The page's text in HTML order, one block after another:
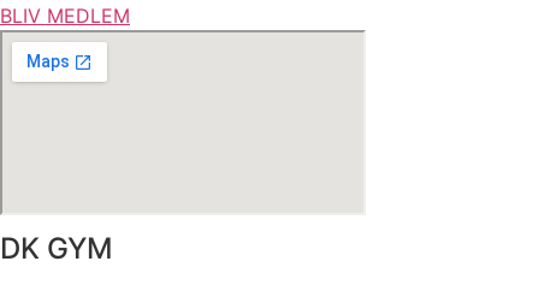
BLIV MEDLEM
DK GYM